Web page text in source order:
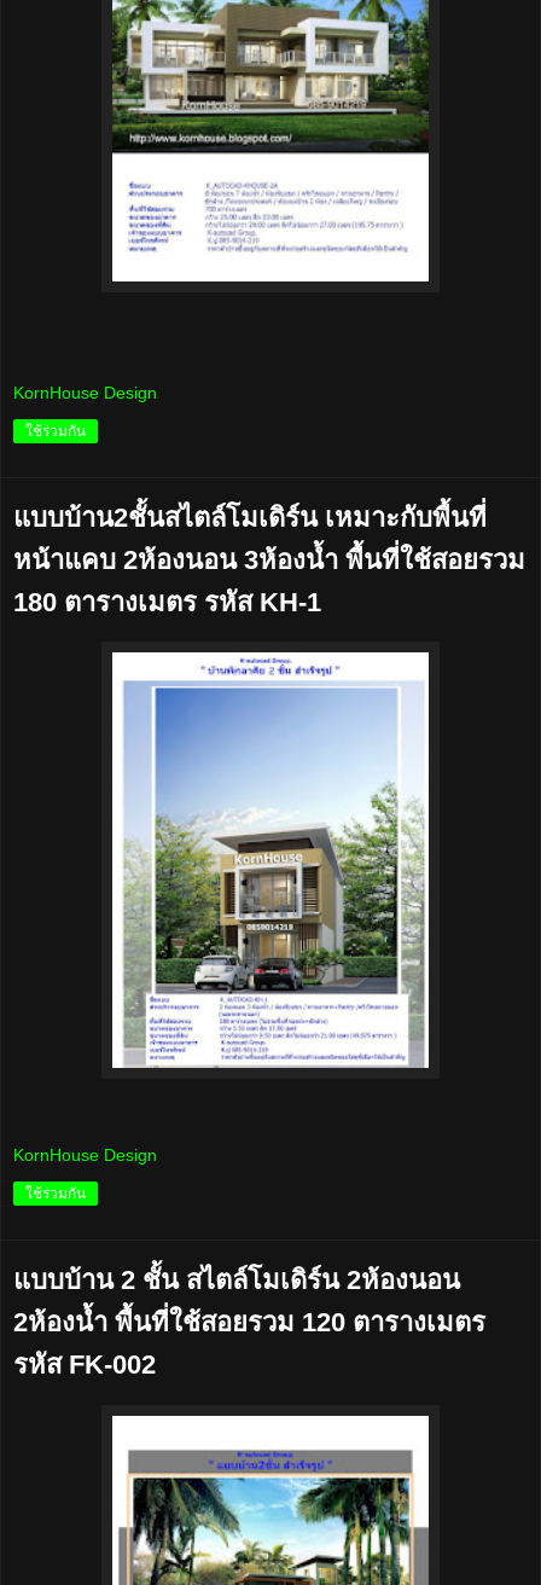
KornHouse Design
ใช้ร่วมกัน
แบบบ้าน2ชั้นสไตล์โมเดิร์น เหมาะกับพื้นที่
หน้าแคบ 2ห้องนอน 3ห้องน้ำ พื้นที่ใช้สอยรวม
180 ตารางเมตร รหัส KH-1
KornHouse Design
ใช้ร่วมกัน
แบบบ้าน 2 ชั้น สไตล์โมเดิร์น 2ห้องนอน
2ห้องน้ำ พื้นที่ใช้สอยรวม 120 ตารางเมตร
รหัส FK-002